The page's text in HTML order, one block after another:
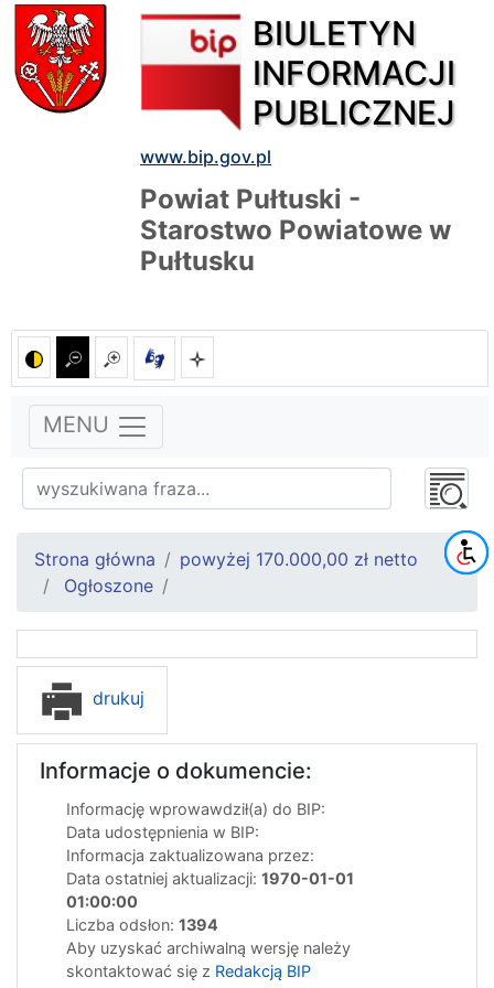
BIULETYN
INFORMACJI
PUBLICZNEJ
www.bip.gov.pl
Powiat Pułtuski -
Starostwo Powiatowe w
Pułtusku
MENU
Strona główna
powyżej 170.000,00 zł netto
Ogłoszone
drukuj
Informacje o dokumencie:
Informację wprowawdził(a) do BIP:
Data udostępnienia w BIP:
Informacja zaktualizowana przez:
Data ostatniej aktualizacji: 1970-01-01
01:00:00
Liczba odsłon: 1394
Aby uzyskać archiwalną wersję należy
skontaktować się z Redakcją BIP